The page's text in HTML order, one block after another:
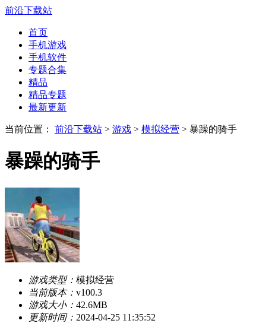
前沿下载站
首页
手机游戏
手机软件
专题合集
精品
精品专题
最新更新
当前位置： 前沿下载站 > 游戏 > 模拟经营 > 暴躁的骑手
暴躁的骑手
游戏类型： 模拟经营
当前版本： v100.3
游戏大小： 42.6MB
更新时间： 2024-04-25 11:35:52